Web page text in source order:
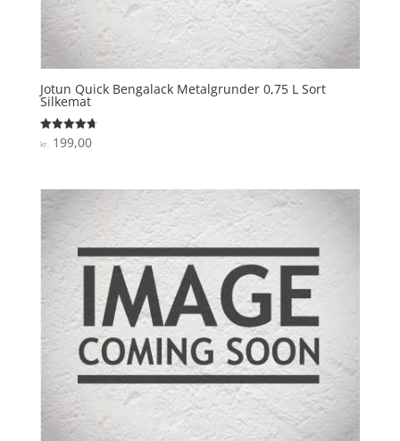
Jotun Quick Bengalack Metalgrunder 0,75 L Sort
Silkemat
Vurderet
4.7
kr.199,00